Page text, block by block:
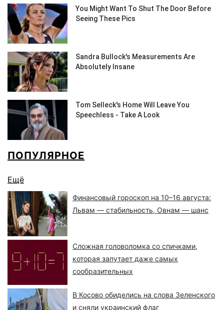
ПОПУЛЯРНОЕ
Ещё
Финансовый гороскоп на 10–16 августа:
Львам — стабильность, Овнам — шанс
Сложная головоломка со спичками,
которая запутает даже самых
сообразительных
В Косово обиделись на слова Зеленского
и сняли украинский флаг